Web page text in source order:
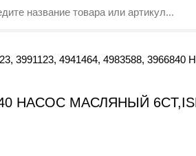
3991123, 4941464, 4983588,
НАСОС МАСЛЯНЫЙ